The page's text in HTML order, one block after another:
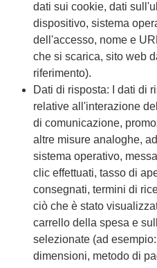
dati sui cookie, dati
dispositivo, sistema
dell'accesso, nome e
che si scarica, sito web
riferimento).
Dati di risposta: I dati di
relative all'interazione
di comunicazione,
altre misure analoghe,
sistema operativo,
clic effettuati, tasso di
consegnati, termini di
ciò che è stato
carrello della spesa e
selezionate (ad
dimensioni, metodo di